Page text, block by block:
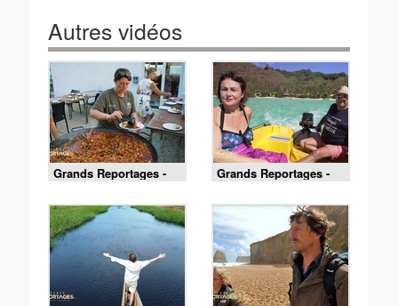
Autres vidéos
Grands Reportages -
Va, vis et redeviens -
Partie 3
Grands Reportages -
Va, vis et redeviens -
Partie 2